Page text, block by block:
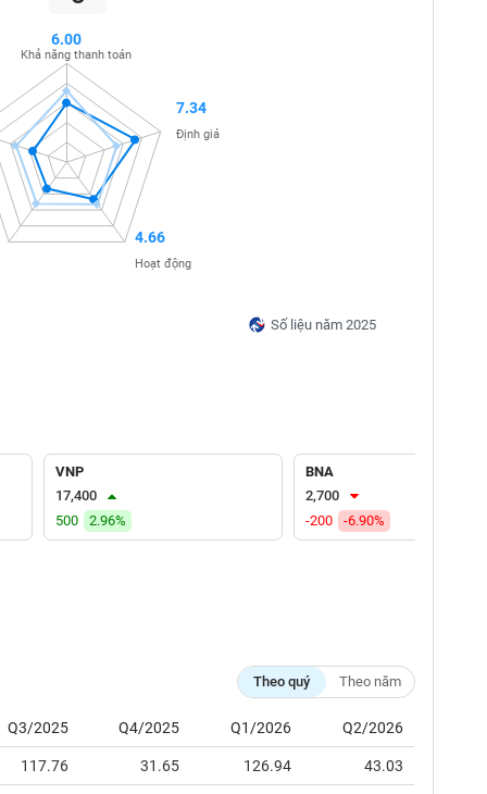
Số liệu năm 2025
6.00
Khả năng thanh toán
7.34
Định giá
4.66
Hoạt động
VNP
17,400
500
2.96%
BNA
2,700
-200
-6.90%
Theo quý Theo năm
Q3/2025 Q4/2025 Q1/2026 Q2/2026
117.76 31.65 126.94 43.03